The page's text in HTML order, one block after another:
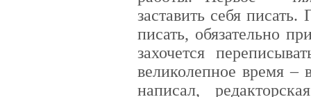
заставить себя
писать, обязательно
захочется
великолепное время
написал,